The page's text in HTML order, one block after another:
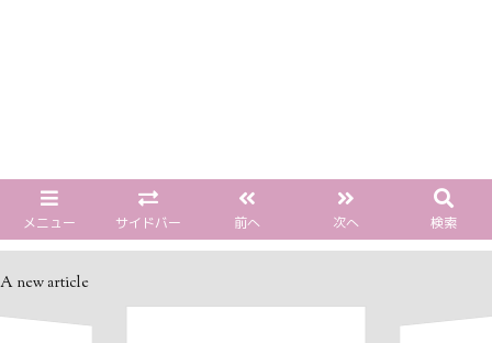
メニュー サイドバー 前へ 次へ 検索
A new article